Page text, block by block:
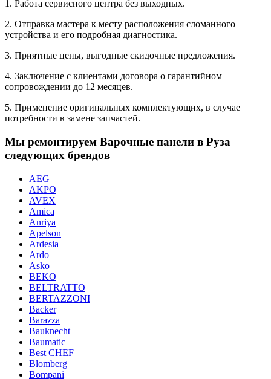
1. Работа сервисного центра без выходных.
2. Отправка мастера к месту расположения сломанного
устройства и его подробная диагностика.
3. Приятные цены, выгодные скидочные предложения.
4. Заключение с клиентами договора о гарантийном
сопровождении до 12 месяцев.
5. Применение оригинальных комплектующих, в случае
потребности в замене запчастей.
Мы ремонтируем Варочные панели в Руза
следующих брендов
AEG
AKPO
AVEX
Amica
Anriya
Apelson
Ardesia
Ardo
Asko
BEKO
BELTRATTO
BERTAZZONI
Backer
Barazza
Bauknecht
Baumatic
Best CHEF
Blomberg
Bompani